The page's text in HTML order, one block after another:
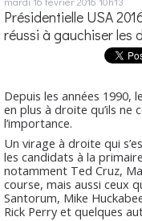
Présidentielle USA
réussi à gauchiser les
Depuis les années 1990,
en plus à droite qu’ils ne
l’importance.
Un virage à droite qui
les candidats à la
notamment Ted Cruz,
course, mais aussi ceux
Santorum, Mike
Rick Perry et quelques